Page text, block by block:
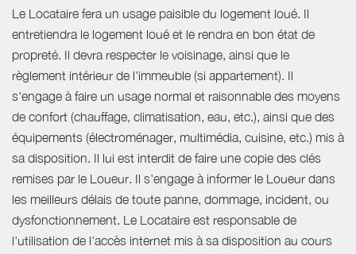
Le Locataire fera un usage paisible du logement loué. Il
entretiendra le logement loué et le rendra en bon état de
propreté. Il devra respecter le voisinage, ainsi que le
règlement intérieur de l'immeuble (si appartement). Il
s'engage à faire un usage normal et raisonnable des moyens
de confort (chauffage, climatisation, eau, etc.), ainsi que des
équipements (électroménager, multimédia, cuisine, etc.) mis à
sa disposition. Il lui est interdit de faire une copie des clés
remises par le Loueur. Il s'engage à informer le Loueur dans
les meilleurs délais de toute panne, dommage, incident, ou
dysfonctionnement. Le Locataire est responsable de
l'utilisation de l'accès internet mis à sa disposition au cours